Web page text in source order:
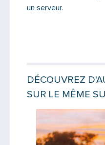
un serveur.
DÉCOUVREZ
SUR LE MÊME